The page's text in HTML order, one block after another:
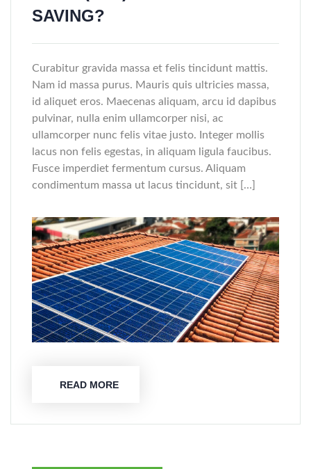
SAVING?
Curabitur gravida massa et felis tincidunt mattis.
Nam id massa purus. Mauris quis ultricies massa,
id aliquet eros. Maecenas aliquam, arcu id dapibus
pulvinar, nulla enim ullamcorper nisi, ac
ullamcorper nunc felis vitae justo. Integer mollis
lacus non felis egestas, in aliquam ligula faucibus.
Fusce imperdiet fermentum cursus. Aliquam
condimentum massa ut lacus tincidunt, sit […]
READ MORE